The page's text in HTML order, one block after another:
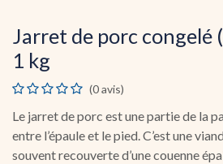
Jarret de porc congelé
1 kg
(0 avis)
Le jarret de porc est une partie de la
entre l’épaule et le pied. C’est une
souvent recouverte d’une couenne